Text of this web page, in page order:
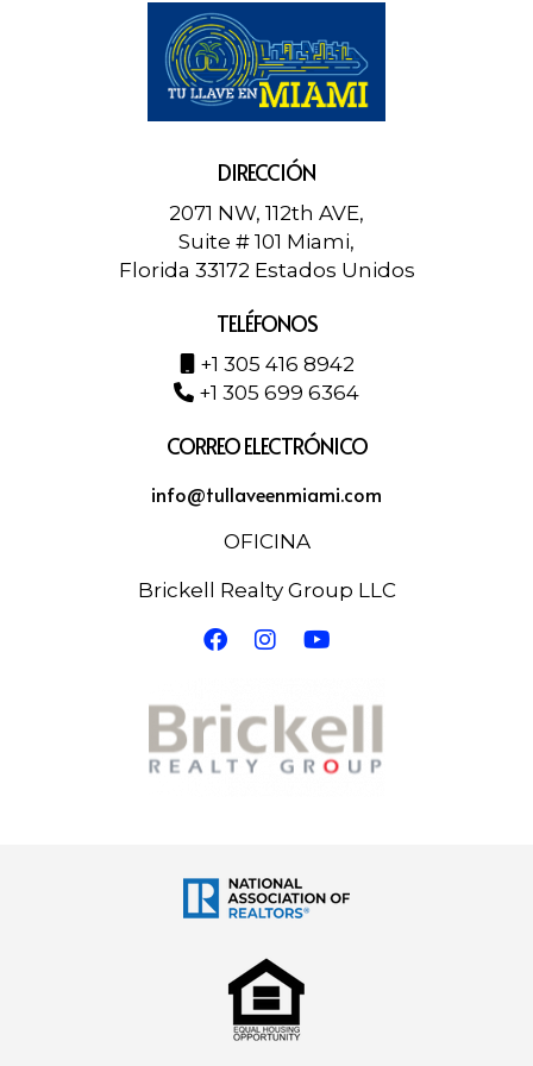
DIRECCIÓN
2071 NW, 112th AVE,
Suite # 101 Miami,
Florida 33172 Estados Unidos
TELÉFONOS
+1 305 416 8942
+1 305 699 6364
CORREO ELECTRÓNICO
info@tullaveenmiami.com
OFICINA
Brickell Realty Group LLC